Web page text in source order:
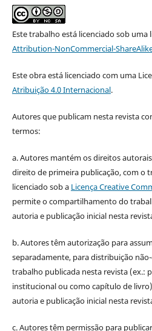
Este trabalho está licenciado sob uma
Attribution-NonCommercial-
Este obra está licenciado com uma
Atribuição 4.0 Internacional.
Autores que publicam nesta revista
termos:
a. Autores mantém os direitos
direito de primeira publicação, com o
licenciado sob a Licença Creative
permite o compartilhamento do
autoria e publicação inicial nesta
b. Autores têm autorização para
separadamente, para distribuição
trabalho publicada nesta revista (ex.:
institucional ou como capítulo de
autoria e publicação inicial nesta
c. Autores têm permissão para